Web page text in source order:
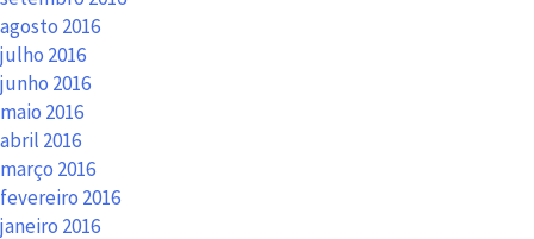
agosto 2016
julho 2016
junho 2016
maio 2016
abril 2016
março 2016
fevereiro 2016
janeiro 2016